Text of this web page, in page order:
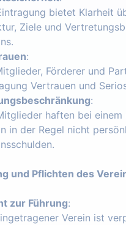
bietet Klarheit
Ziele und
:
Förderer und
Vertrauen und
:
haften bei einem
in der Regel nicht
und Pflichten des
zur Führung:
Verein ist